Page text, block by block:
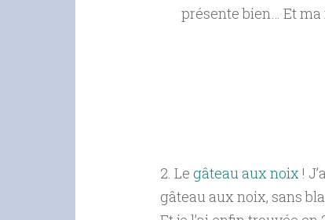
présente bien… Et ma
2. Le gâteau aux noix !
gâteau aux noix, sans